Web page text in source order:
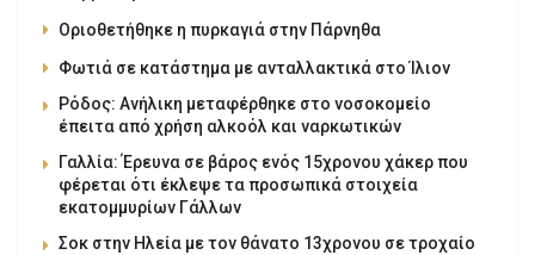
Οριοθετήθηκε η πυρκαγιά στην Πάρνηθα
Φωτιά σε κατάστημα με ανταλλακτικά στο Ίλιον
Ρόδος: Ανήλικη μεταφέρθηκε στο νοσοκομείο
έπειτα από χρήση αλκοόλ και ναρκωτικών
Γαλλία: Έρευνα σε βάρος ενός 15χρονου χάκερ που
φέρεται ότι έκλεψε τα προσωπικά στοιχεία
εκατομμυρίων Γάλλων
Σοκ στην Ηλεία με τον θάνατο 13χρονου σε τροχαίο